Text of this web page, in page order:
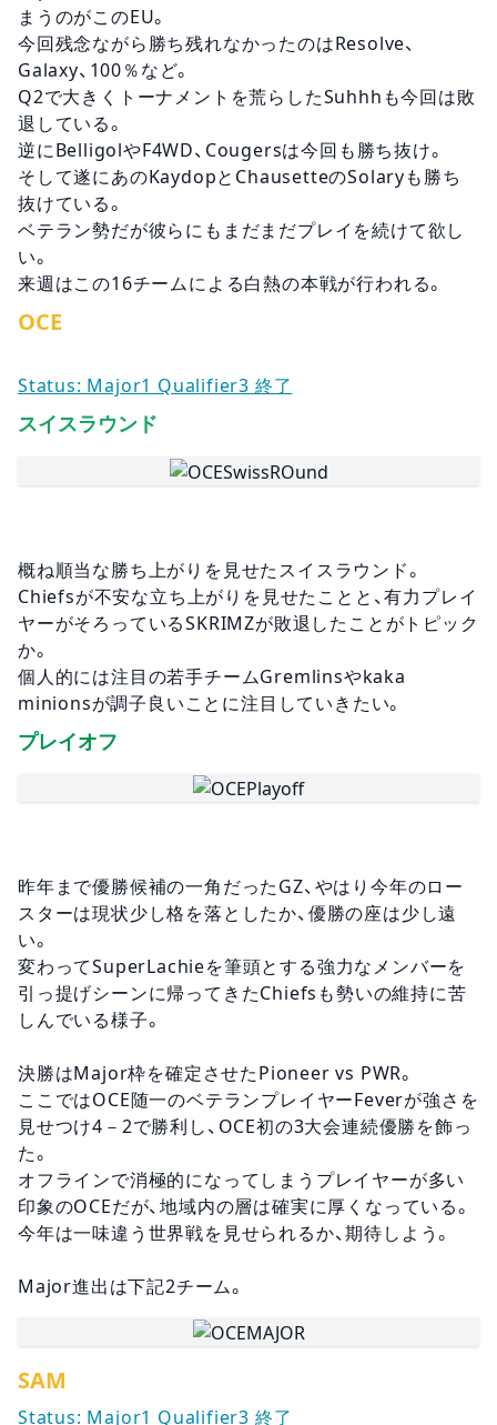
まうのがこのEU。
今回残念ながら勝ち残れなかったのはResolve、
Galaxy、100％など。
Q2で大きくトーナメントを荒らしたSuhhhも今回は敗
退している。
逆にBelligolやF4WD、Cougersは今回も勝ち抜け。
そして遂にあのKaydopとChausetteのSolaryも勝ち
抜けている。
ベテラン勢だが彼らにもまだまだプレイを続けて欲し
い。
来週はこの16チームによる白熱の本戦が行われる。
OCE
Status: Major1 Qualifier3 終了
スイスラウンド
概ね順当な勝ち上がりを見せたスイスラウンド。
Chiefsが不安な立ち上がりを見せたことと、有力プレイ
ヤーがそろっているSKRIMZが敗退したことがトピック
か。
個人的には注目の若手チームGremlinsやkaka
minionsが調子良いことに注目していきたい。
プレイオフ
昨年まで優勝候補の一角だったGZ、やはり今年のロー
スターは現状少し格を落としたか、優勝の座は少し遠
い。
変わってSuperLachieを筆頭とする強力なメンバーを
引っ提げシーンに帰ってきたChiefsも勢いの維持に苦
しんでいる様子。
決勝はMajor枠を確定させたPioneer vs PWR。
ここではOCE随一のベテランプレイヤーFeverが強さを
見せつけ4－2で勝利し、OCE初の3大会連続優勝を飾っ
た。
オフラインで消極的になってしまうプレイヤーが多い
印象のOCEだが、地域内の層は確実に厚くなっている。
今年は一味違う世界戦を見せられるか、期待しよう。
Major進出は下記2チーム。
SAM
Status: Major1 Qualifier3 終了